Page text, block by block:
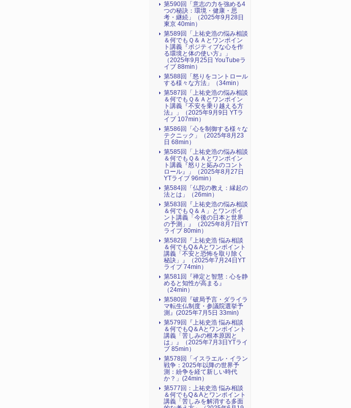
第590回「意志の力を強める4
つの秘訣：環境・健康・思
考・継続」（2025年9月28日
東京 40min）
第589回「上祐史浩の悩み相談
＆何でもＱ＆Ａとワンポイン
ト講義『ポジティブな心を作
る環境と体の使い方』​」
（2025年9月25日 YouTubeラ
イブ 88min）
第588回「怒りをコントロール
する様々な方法」（34min）
第587回「上祐史浩の悩み相談
＆何でもＱ＆Ａとワンポイン
ト講義『不安を乗り越える方
法』​」（2025年9月9日 YTラ
イブ 107min）
第586回「心を制御する様々な
テクニック」（2025年8月23
日 68min）
第585回「上祐史浩の悩み相談
＆何でもＱ＆Ａとワンポイン
ト講義『怒りと妬みのコント
ロール』​」（2025年8月27日
YTライブ 96min）
第584回「仏陀の教え：縁起の
法とは」（26min）
第583回『上祐史浩の悩み相談
＆何でもＱ＆Ａ」とワンポイ
ント講義「今後の日本と世界
の予測」』（2025年8月7日YT
ライブ 80min）
第582回『上祐史浩 悩み相談
＆何でもQ＆Aとワンポイント
講義「不安と恐怖を取り除く
秘訣」』（2025年7月24日YT
ライブ 74min）
第581回『禅定と智慧：心を静
めると知性が高まる』
（24min）
第580回『破局予言・ダライラ
マ転生仏制度・参議院選挙予
測』(2025年7月5日 33min)
第579回『上祐史浩 悩み相談
＆何でもQ＆Aとワンポイント
講義「苦しみの根本原因と
は」』（2025年7月3日YTライ
ブ 85min）
第578回「イスラエル・イラン
戦争：2025年以降の世界予
測：紛争を経て新しい時代
か？」(24min）
第577回：上祐史浩 悩み相談
＆何でもQ＆Aとワンポイント
講義「苦しみを解消する多面